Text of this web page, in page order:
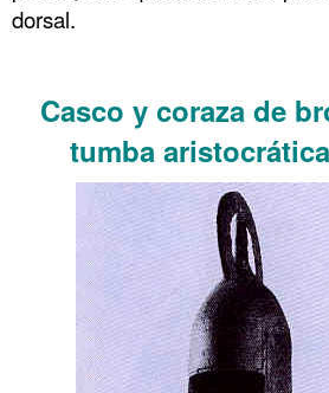
dorsal.
Casco y coraza de
tumba